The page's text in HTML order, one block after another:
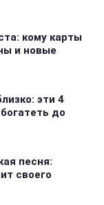
кому карты
и новые
эти 4
до
песня:
своего